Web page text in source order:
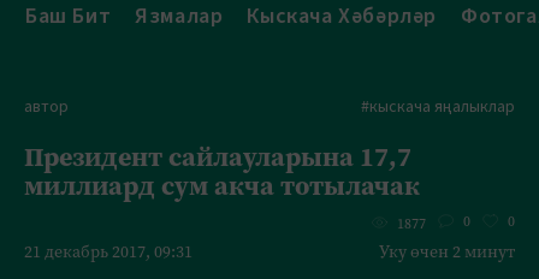
Баш Бит Язмалар Кыскача Хәбәрләр
автор #кыскача яңалыклар
Президент сайлауларына 17,7
миллиард сум акча тотылачак
21 декабрь 2017, 09:31
1877 0 0
Уку өчен 2 минут